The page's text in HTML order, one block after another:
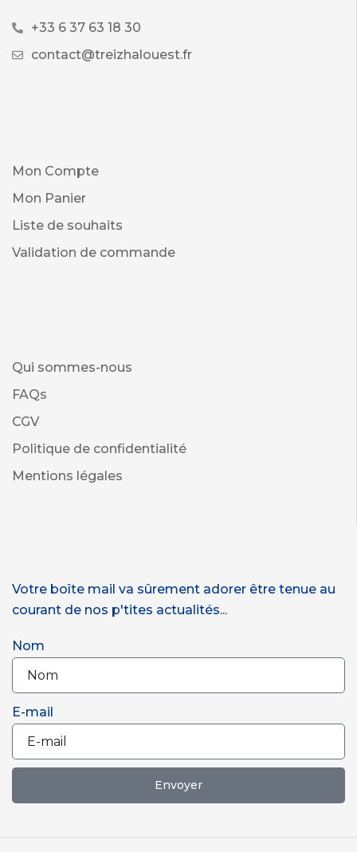
+33 6 37 63 18 30
contact@treizhalouest.fr
Mon Compte
Mon Panier
Liste de souhaits
Validation de commande
Qui sommes-nous
FAQs
CGV
Politique de confidentialité
Mentions légales
Votre boîte mail va sûrement adorer être tenue au
courant de nos p'tites actualités...
Nom
E-mail
Envoyer